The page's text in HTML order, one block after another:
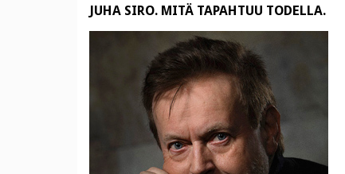
JUHA SIRO. MITÄ TAPAHTUU TODELLA.